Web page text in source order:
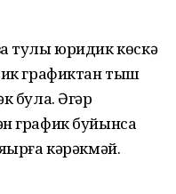
тулы юридик көскә
графиктан тыш
була. Әгәр
график буйынса
кәрәкмәй.